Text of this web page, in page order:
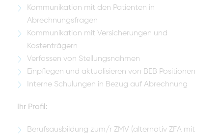
Kommunikation mit den Patienten in
Abrechnungsfragen
Kommunikation mit Versicherungen und
Kostenträgern
Verfassen von Stellungsnahmen
Einpflegen und aktualisieren von BEB Positionen
Interne Schulungen in Bezug auf Abrechnung
Ihr Profil:
Berufsausbildung zum/r ZMV (alternativ ZFA mit